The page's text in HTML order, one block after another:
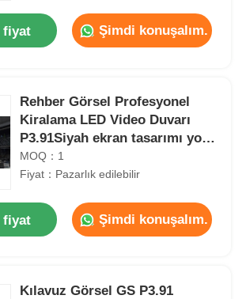
fiyat Şimdi konuşalım.
Rehber Görsel Profesyonel
Kiralama LED Video Duvarı
P3.91Siyah ekran tasarımı yok,
açık hava etkinliği ekranı
MOQ：1
Fiyat：Pazarlık edilebilir
fiyat Şimdi konuşalım.
Kılavuz Görsel GS P3.91